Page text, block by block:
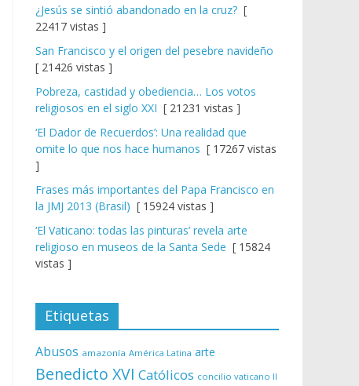
¿Jesús se sintió abandonado en la cruz? [
22417 vistas ]
San Francisco y el origen del pesebre navideño
[ 21426 vistas ]
Pobreza, castidad y obediencia… Los votos
religiosos en el siglo XXI [ 21231 vistas ]
‘El Dador de Recuerdos’: Una realidad que
omite lo que nos hace humanos [ 17267 vistas
]
Frases más importantes del Papa Francisco en
la JMJ 2013 (Brasil) [ 15924 vistas ]
‘El Vaticano: todas las pinturas’ revela arte
religioso en museos de la Santa Sede [ 15824
vistas ]
Etiquetas
Abusos amazonía América Latina arte
Benedicto XVI Católicos concilio vaticano II